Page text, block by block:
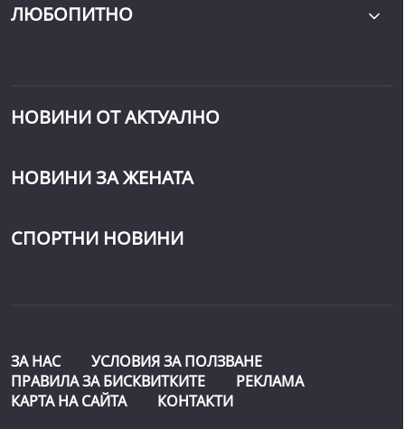
ЛЮБОПИТНО
НОВИНИ ОТ АКТУАЛНО
НОВИНИ ЗА ЖЕНАТА
СПОРТНИ НОВИНИ
ЗА НАС
УСЛОВИЯ ЗА ПОЛЗВАНЕ
ПРАВИЛА ЗА БИСКВИТКИТЕ
РЕКЛАМА
КАРТА НА САЙТА
КОНТАКТИ